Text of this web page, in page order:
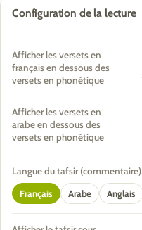
Configuration de la lecture
Afficher les versets en
français en dessous des
versets en phonétique
Afficher les versets en
arabe en dessous des
versets en phonétique
Langue du tafsir (commentaire)
Français
Arabe Anglais